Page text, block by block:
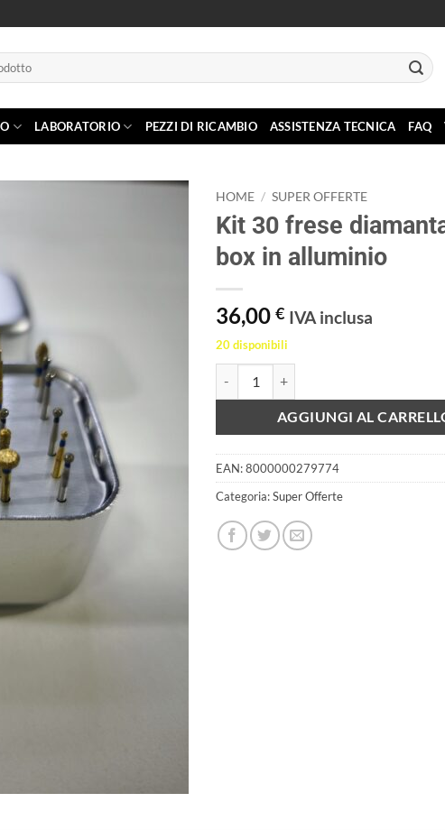
LABORATORIO PEZZI DI RICAMBIO ASSISTENZA TECNICA FAQ
HOME / SUPER OFFERTE
Kit 30 frese
box in alluminio
36,00 € IVA inclusa
20 disponibili
AGGIUNGI AL
EAN:8000000279774
Categoria:Super Offerte